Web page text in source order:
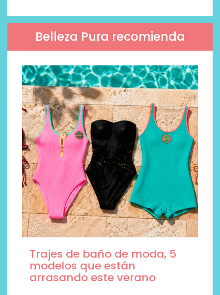
Belleza Pura recomienda
Trajes de baño de moda, 5
modelos que están
arrasando este verano